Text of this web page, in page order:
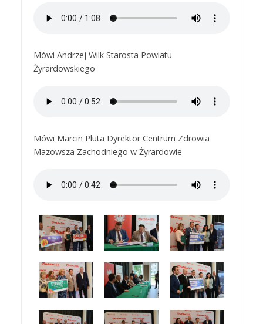
Mówi Andrzej Wilk Starosta Powiatu
Żyrardowskiego
Mówi Marcin Pluta Dyrektor Centrum Zdrowia
Mazowsza Zachodniego w Żyrardowie